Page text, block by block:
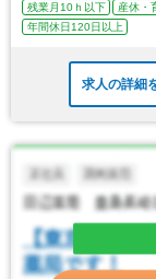
残業月10ｈ以下
産休・
年間休日120日以上
求人の詳細